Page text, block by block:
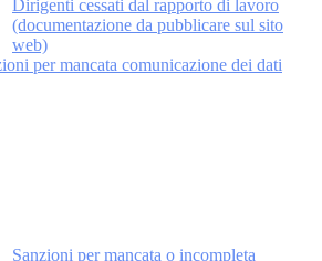
Dirigenti cessati dal rapporto di lavoro
(documentazione da pubblicare sul sito
web)
per mancata comunicazione dei dati
Sanzioni per mancata o incompleta